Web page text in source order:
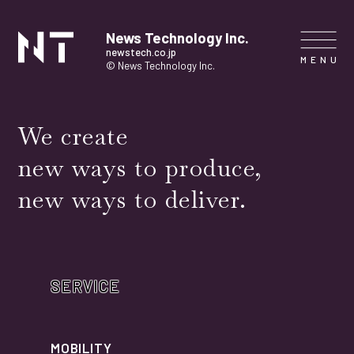
News Technology Inc.
newstech.co.jp
© News Technology Inc.
We create
new ways to produce,
new ways to deliver.
SERVICE
MOBILITY